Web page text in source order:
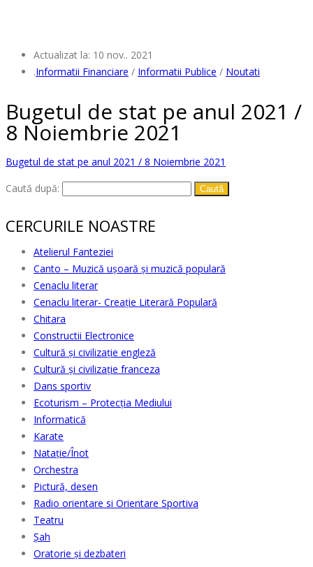
Actualizat la: 10 nov.. 2021
.Informatii Financiare / Informatii Publice / Noutati
Bugetul de stat pe anul 2021 /
8 Noiembrie 2021
Bugetul de stat pe anul 2021 / 8 Noiembrie 2021
Caută după:
CERCURILE NOASTRE
Atelierul Fanteziei
Canto – Muzică ușoară și muzică populară
Cenaclu literar
Cenaclu literar- Creație Literară Populară
Chitara
Constructii Electronice
Cultură şi civilizaţie engleză
Cultură şi civilizaţie franceza
Dans sportiv
Ecoturism – Protecția Mediului
Informatică
Karate
Natație/Înot
Orchestra
Pictură, desen
Radio orientare si Orientare Sportiva
Teatru
Șah
Oratorie și dezbateri